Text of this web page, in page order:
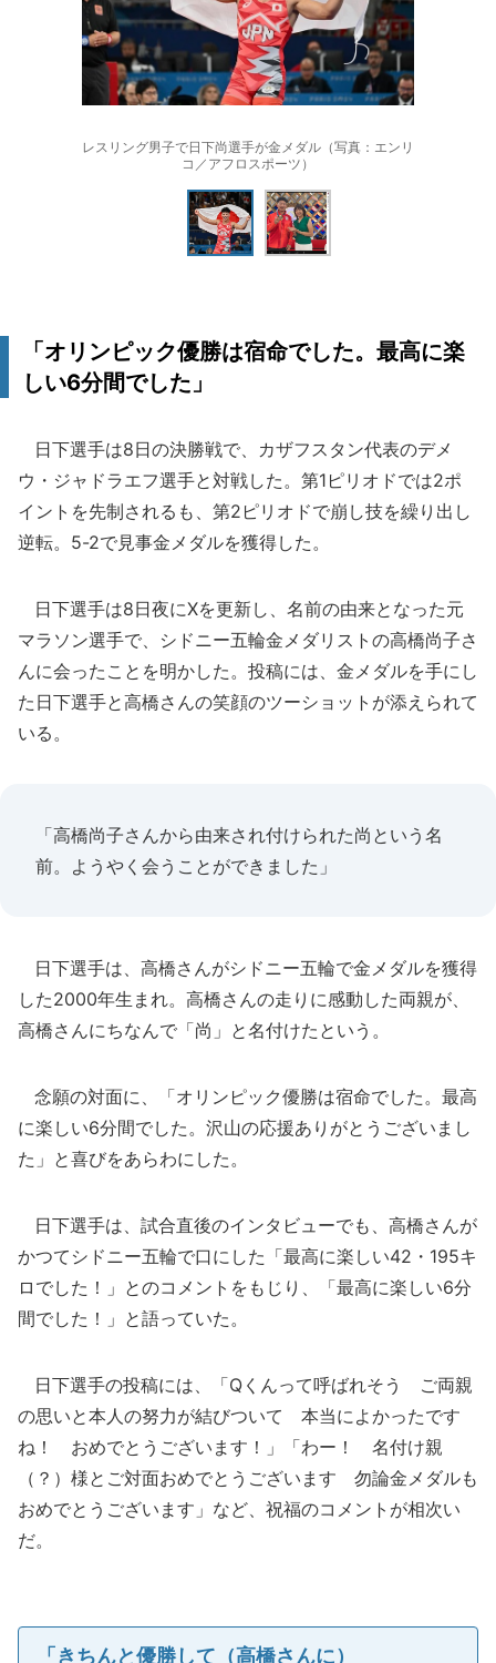
レスリング男子で日下尚選手が金メダル（写真：エンリ
コ／アフロスポーツ）
「オリンピック優勝は宿命でした。最高に楽
しい6分間でした」
日下選手は8日の決勝戦で、カザフスタン代表のデメ
ウ・ジャドラエフ選手と対戦した。第1ピリオドでは2ポ
イントを先制されるも、第2ピリオドで崩し技を繰り出し
逆転。5-2で見事金メダルを獲得した。
日下選手は8日夜にXを更新し、名前の由来となった元
マラソン選手で、シドニー五輪金メダリストの高橋尚子さ
んに会ったことを明かした。投稿には、金メダルを手にし
た日下選手と高橋さんの笑顔のツーショットが添えられて
いる。
「高橋尚子さんから由来され付けられた尚という名
前。ようやく会うことができました」
日下選手は、高橋さんがシドニー五輪で金メダルを獲得
した2000年生まれ。高橋さんの走りに感動した両親が、
高橋さんにちなんで「尚」と名付けたという。
念願の対面に、「オリンピック優勝は宿命でした。最高
に楽しい6分間でした。沢山の応援ありがとうございまし
た」と喜びをあらわにした。
日下選手は、試合直後のインタビューでも、高橋さんが
かつてシドニー五輪で口にした「最高に楽しい42・195キ
ロでした！」とのコメントをもじり、「最高に楽しい6分
間でした！」と語っていた。
日下選手の投稿には、「Qくんって呼ばれそう ご両親
の思いと本人の努力が結びついて 本当によかったです
ね！ おめでとうございます！」「わー！ 名付け親
（？）様とご対面おめでとうございます 勿論金メダルも
おめでとうございます」など、祝福のコメントが相次い
だ。
「きちんと優勝して（高橋さんに）